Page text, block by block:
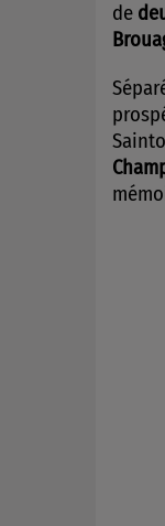
de